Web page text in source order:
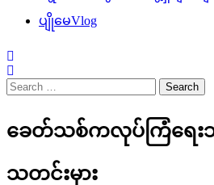
ပျိုမေVlog
Search
for:
ခေတ်သစ်က‌လုပ်ကြံရေး
သတင်းမှား